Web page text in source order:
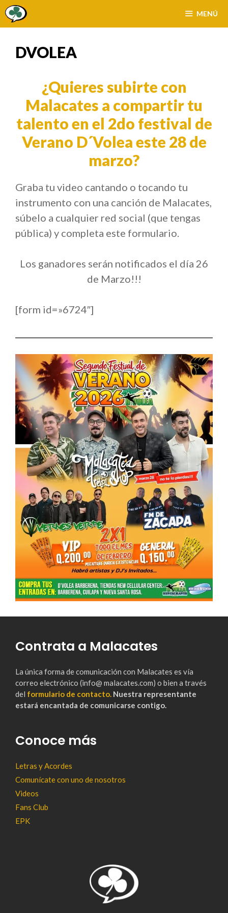
Saltar
MENÚ
DVOLEA
¿Quieres subirte con
Malacates a compartir tu
talento en el 2do festival de
Verano D´Volea este 28 de
marzo?
Graba tu video cantando o tocando tu
instrumento con una canción de Malacates,
súbelo a cualquier red social (que tengas
pública) y completa este formulario.
Los ganadores serán notificados el día 26
de Marzo!!!
[form id=»6724″]
Contrata a Malacates
La única forma de comunicación con Malacates es vía
correo electrónico (info@ malacates.com) o bien a través
del formulario de contacto. Nuestra representante
estará encantada de comunicarse contigo.
Conoce más
Letras y Acordes
Comunícate con uno de nosotros
Videos
Fans Club
EPK